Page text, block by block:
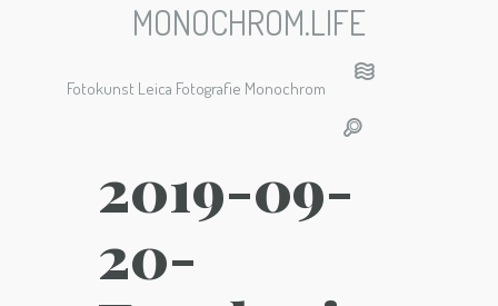
MONOCHROM.LIFE
Fotokunst Leica Fotografie Monochrom
2019-09-
20-